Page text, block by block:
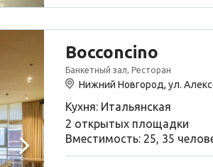
очень приветливы,
но:... Очень жарко в зале.
прохлада...
Bocconcino
Банкетный зал, Ресторан
Нижний Новгород, ул.
Кухня: Итальянская
2 открытых площадки
Вместимость: 25, 35